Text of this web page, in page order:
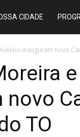
CIDADE
inauguram novo
TO